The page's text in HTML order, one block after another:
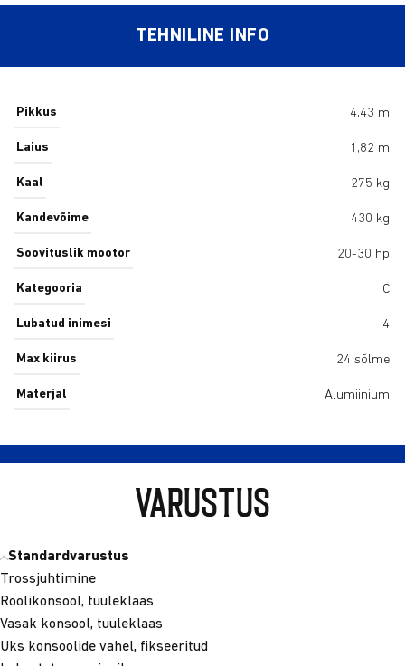
TEHNILINE INFO
Pikkus 4,43 m
Laius 1,82 m
Kaal 275 kg
Kandevõime 430 kg
Soovituslik mootor 20-30 hp
Kategooria C
Lubatud inimesi 4
Max kiirus 24 sõlme
Materjal Alumiinium
Varustus
Standardvarustus
Trossjuhtimine
Roolikonsool, tuuleklaas
Vasak konsool, tuuleklaas
Uks konsoolide vahel, fikseeritud